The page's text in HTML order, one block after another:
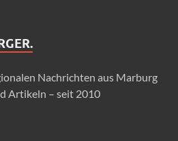
Nachrichten aus Marburg
Artikeln – seit 2010